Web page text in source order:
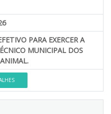
PARA EXERCER A
MUNICIPAL DOS